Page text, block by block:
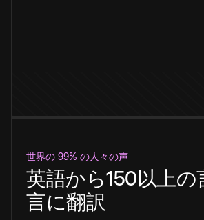
世界の 99% の人々の声
英語から150以上の
言に翻訳